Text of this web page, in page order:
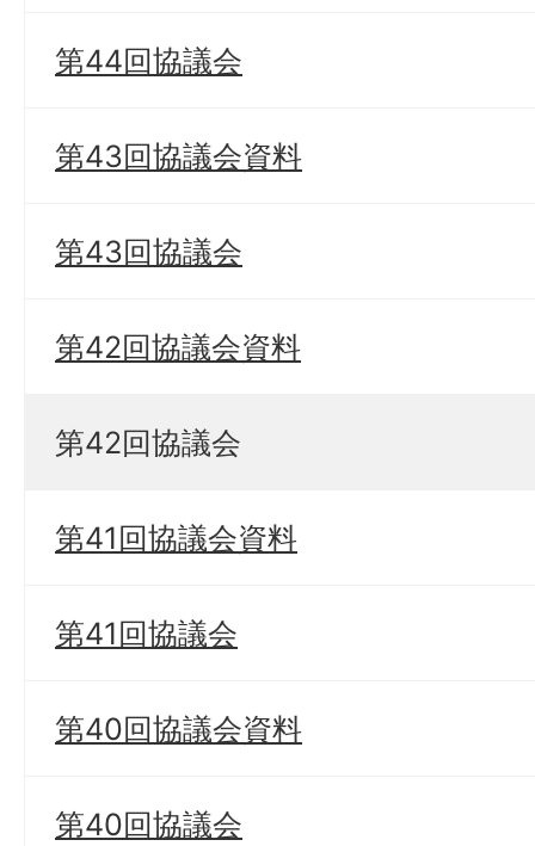
第44回協議会
第43回協議会資料
第43回協議会
第42回協議会資料
第42回協議会
第41回協議会資料
第41回協議会
第40回協議会資料
第40回協議会